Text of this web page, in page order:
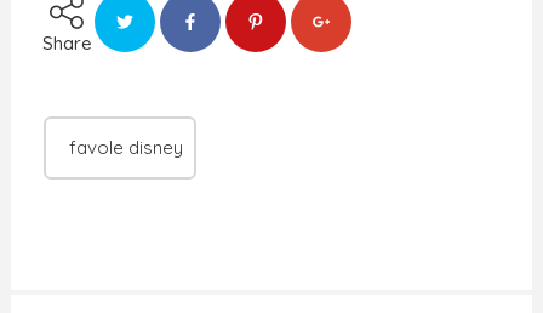
Share
favole disney